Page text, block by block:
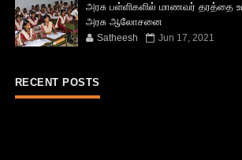
அரசு பள்ளிகளில் மாணவர் தரத்தை
அரசு ஆலோசனை
Satheesh Jun 17, 2021
RECENT POSTS